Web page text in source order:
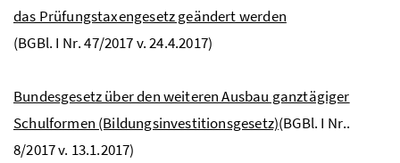
das Prüfungstaxengesetz geändert werden
(BGBl. I Nr. 47/2017 v. 24.4.2017)
Bundesgesetz über den weiteren Ausbau ganztägiger
Schulformen (Bildungsinvestitionsgesetz)(BGBl. I Nr..
8/2017 v. 13.1.2017)